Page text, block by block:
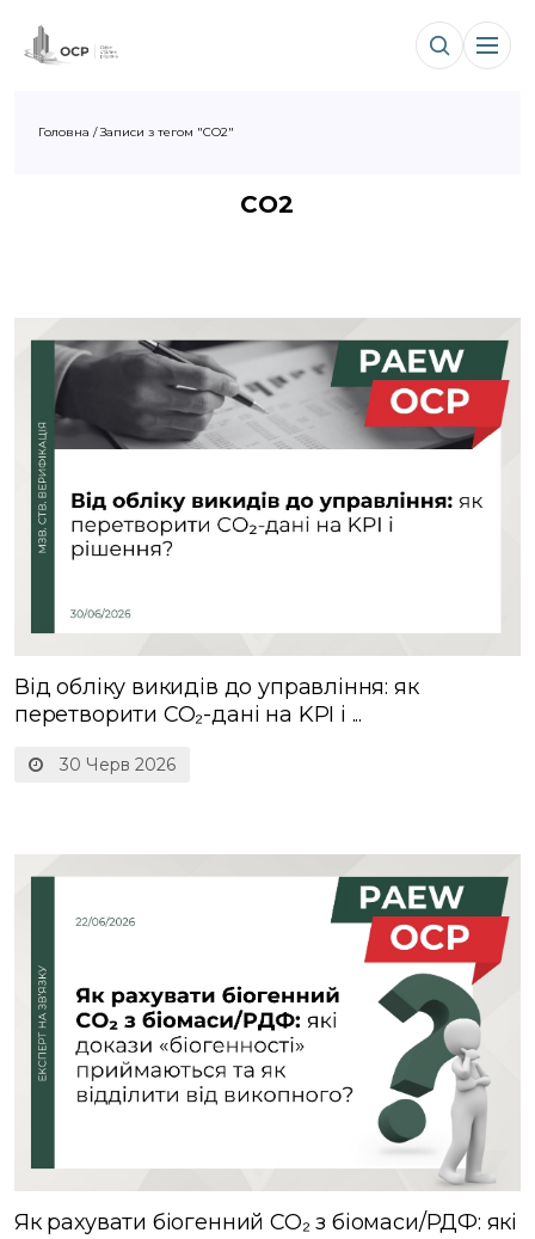
Головна /Записи з тегом "CO2"
CO2
30 Черв 2026
Від обліку викидів до управління: як
перетворити CO₂-дані на KPI і ...
Як рахувати біогенний CO₂ з біомаси/РДФ: які